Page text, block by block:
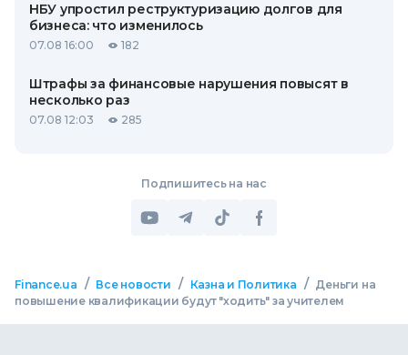
НБУ упростил реструктуризацию долгов для
бизнеса: что изменилось
07.08 16:00 182
Штрафы за финансовые нарушения повысят в
несколько раз
07.08 12:03 285
Подпишитесь на нас
Finance.ua / Все новости / Казна и Политика / Деньги на
повышение квалификации будут "ходить" за учителем